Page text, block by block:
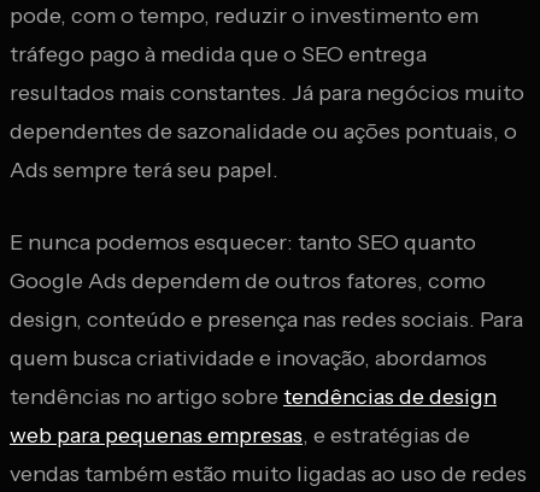
pode, com o tempo, reduzir o investimento em
tráfego pago à medida que o SEO entrega
resultados mais constantes. Já para negócios muito
dependentes de sazonalidade ou ações pontuais, o
Ads sempre terá seu papel.
E nunca podemos esquecer: tanto SEO quanto
Google Ads dependem de outros fatores, como
design, conteúdo e presença nas redes sociais. Para
quem busca criatividade e inovação, abordamos
tendências no artigo sobre tendências de design
web para pequenas empresas, e estratégias de
vendas também estão muito ligadas ao uso de redes